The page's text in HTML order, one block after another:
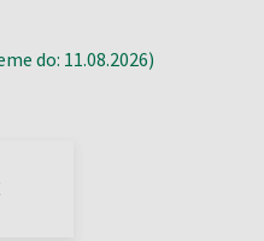
do: 11.08.2026)